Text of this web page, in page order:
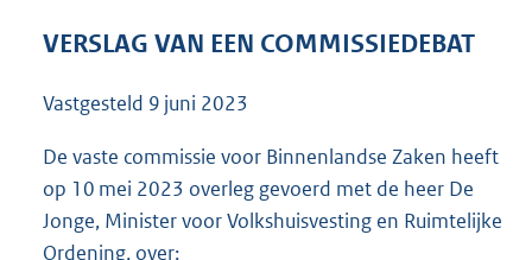
e
K
VERSLAG VAN EEN COMMISSIEDEBAT
Vastgesteld 9 juni 2023
De vaste commissie voor Binnenlandse Zaken heeft
op 10 mei 2023 overleg gevoerd met de heer De
Jonge, Minister voor Volkshuisvesting en Ruimtelijke
Ordening, over: